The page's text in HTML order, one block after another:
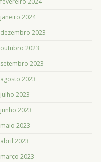
janeiro 2024
dezembro 2023
outubro 2023
setembro 2023
agosto 2023
julho 2023
junho 2023
maio 2023
abril 2023
março 2023